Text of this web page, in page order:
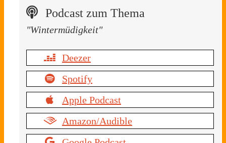
Podcast zum Thema
"Wintermüdigkeit"
Deezer
Spotify
Apple Podcast
Amazon/Audible